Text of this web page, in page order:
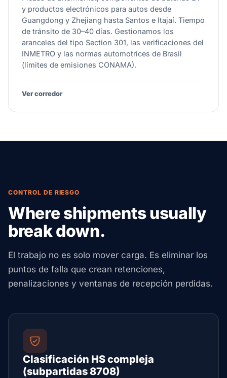
y productos electrónicos para autos desde
Guangdong y Zhejiang hasta Santos e Itajaí. Tiempo
de tránsito de 30–40 días. Gestionamos los
aranceles del tipo Section 301, las verificaciones del
INMETRO y las normas automotrices de Brasil
(límites de emisiones CONAMA).
Ver corredor
CONTROL DE RIESGO
Where shipments usually
break down.
El trabajo no es solo mover carga. Es eliminar los
puntos de falla que crean retenciones,
penalizaciones y ventanas de recepción perdidas.
Clasificación HS compleja
(subpartidas 8708)